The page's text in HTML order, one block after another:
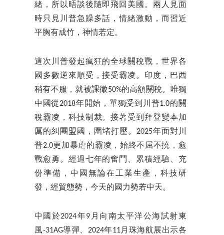
緒，所以晤談後隨即飛回美國。兩人見面
時只見川普急躁多話，情緒激動，而習近
平胸有成竹，神情若定。
這次川普發起瘋狂的全球關稅戰，世界各
國多數逆來順受，接受霸凌。印度，巴西
稍有不服，就被課徵50%的高額關稅。唯獨
中國從2018年開始，單獨受到川普1.0的關
稅霸凌，科技制裁。接著受到拜登變本加
厲的糾團盟國，圍堵打壓。2025年面對川
普2.0更加暴虐的霸凌，始終不屈不撓，愈
戰愈勇。經過七年的奮鬥、累積經驗、充
份準備，中國無論在工業生產，科技研
發，經貿態勢，今天的國力勢若中天。
中國於2024年9月向南太平洋公海試射東
風-31AG導彈、2024年11月珠海航展出示各